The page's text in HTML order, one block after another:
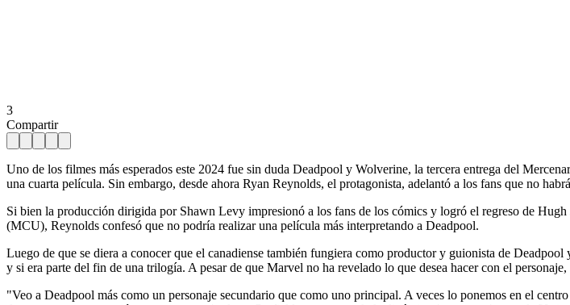
3
Compartir
Uno de los filmes más esperados este 2024 fue sin duda Deadpool y Wolverine, la tercera entrega del
una cuarta película. Sin embargo, desde ahora Ryan Reynolds, el protagonista, adelantó a los fans que no
Si bien la producción dirigida por Shawn Levy impresionó a los fans de los cómics y logró el regreso de
(MCU), Reynolds confesó que no podría realizar una película más interpretando a Deadpool.
Luego de que se diera a conocer que el canadiense también fungiera como productor y guionista de
y si era parte del fin de una trilogía. A pesar de que Marvel no ha revelado lo que desea hacer con el
"Veo a Deadpool más como un personaje secundario que como uno principal. A veces lo ponemos en el